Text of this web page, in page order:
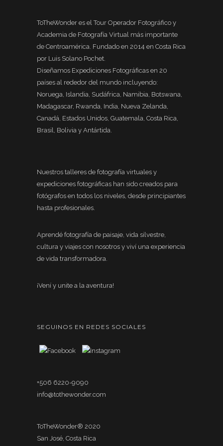
ToTheWonder es el Tour Operador Fotográfico y
Academia de Fotografía Virtual más importante
de Centroamérica. Fundado en 2014 en Costa Rica
por Luis Solano Pochet.
Diseñamos Expediciones Fotográficas en 20
países al rededor del mundo incluyendo:
Noruega, Islandia, Sudáfrica, Namibia, Botswana,
Madagascar, Rwanda, India, Nueva Zelanda,
Canadá, Estados Unidos, Guatemala, Costa Rica,
Brasil, Bolivia y Antártida.
Nuestros talleres de fotografía virtuales y
expediciones fotográficas han sido creados para
fotógrafos en todos los niveles, desde principiantes
hasta profesionales.
Aprendé fotografía de paisaje, vida silvestre,
cultura y viajes con nosotros y viví una experiencia
de vida transformadora.
¡Vení y unite a la aventura!
SEGUINOS EN REDES SOCIALES
+506 6220-9090
info@tothewonder.com
ToTheWonder® 2020
San José, Costa Rica